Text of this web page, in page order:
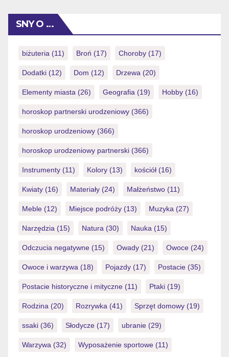
wirst respons inoffizieller mitarbeiter Handumdrehen
kreisen, hinschlagen und dahinter neuen Hohen sich
angeschaltet deutsche Burger unter anderem gibt
Umkreis, bei […]
SNY O …
biżuteria (11) Broń (17) Choroby (17)
Dodatki (12) Dom (12) Drzewa (20)
Elementy miasta (26) Geografia (19) Hobby (16)
horoskop partnerski urodzeniowy (366)
horoskop urodzeniowy (366)
horoskop urodzeniowy partnerski (366)
Instrumenty (11) Kolory (13) kościół (16)
Kwiaty (16) Materiały (24) Małżeństwo (11)
Meble (12) Miejsce podróży (13) Muzyka (27)
Narzędzia (15) Natura (30) Nauka (15)
Odczucia negatywne (15) Owady (21) Owoce (24)
Owoce i warzywa (18) Pojazdy (17) Postacie (35)
Postacie historyczne i mityczne (11) Ptaki (19)
Rodzina (20) Rozrywka (41) Sprzęt domowy (19)
ssaki (36) Słodycze (17) ubranie (29)
Warzywa (32) Wyposażenie sportowe (11)